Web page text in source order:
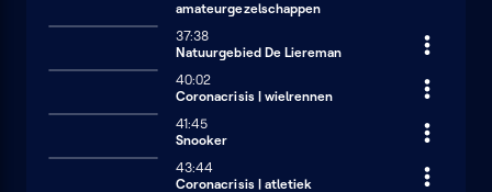
amateurgezelschappen
37:38
Natuurgebied De Liereman
40:02
Coronacrisis | wielrennen
41:45
Snooker
43:44
Coronacrisis | atletiek